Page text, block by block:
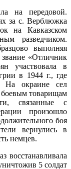
на передовой.
за с. Верблюжка
на Кавказском
разведчиком.
выполняя
«Отличник
участвовала в
в 1944 г., где
На окраине сел
товарищам
связанные с
произошло
боя
вернулись в
немцев.
восстанавливала
5 солдат